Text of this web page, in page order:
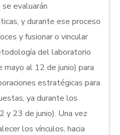
evaluarán
y durante ese proceso
y fusionar o vincular
del laboratorio
al 12 de junio) para
estratégicas para
ya durante los
y 23 de junio). Una vez
los vínculos, hacia